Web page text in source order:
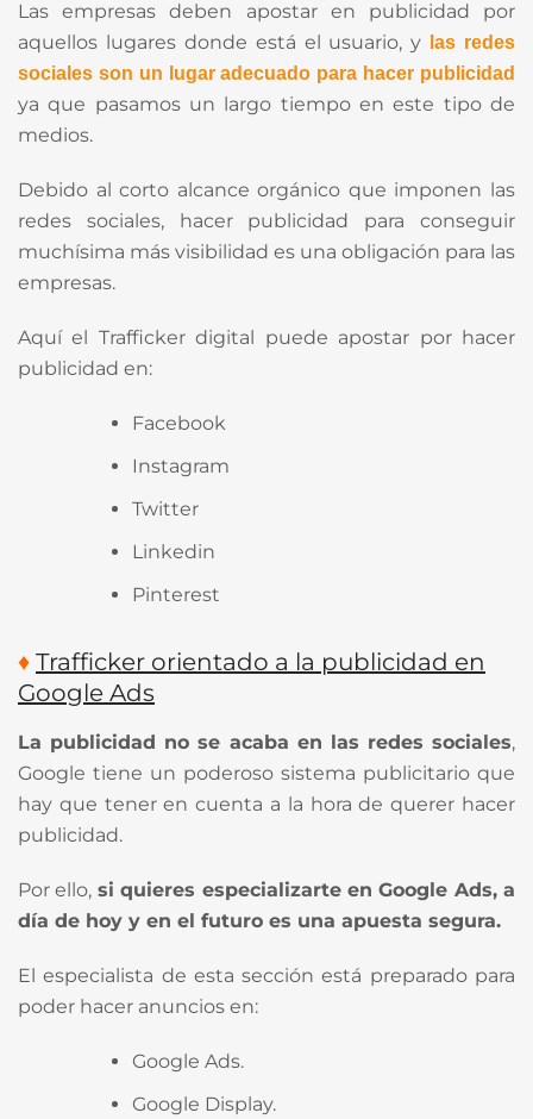
Las empresas deben apostar en publicidad por
aquellos lugares donde está el usuario, y
las redes
sociales son un lugar adecuado para hacer publicidad
ya que pasamos un largo tiempo en este tipo de
medios.
Debido al corto alcance orgánico que imponen las
redes sociales, hacer publicidad para conseguir
muchísima más visibilidad es una obligación para las
empresas.
Aquí el Trafficker digital puede apostar por hacer
publicidad en:
Facebook
Instagram
Twitter
Linkedin
Pinterest
♦ Trafficker orientado a la publicidad en
Google Ads
La publicidad no se acaba en las redes sociales,
Google tiene un poderoso sistema publicitario que
hay que tener en cuenta a la hora de querer hacer
publicidad.
Por ello, si quieres especializarte en Google Ads, a
día de hoy y en el futuro es una apuesta segura.
El especialista de esta sección está preparado para
poder hacer anuncios en:
Google Ads.
Google Display.